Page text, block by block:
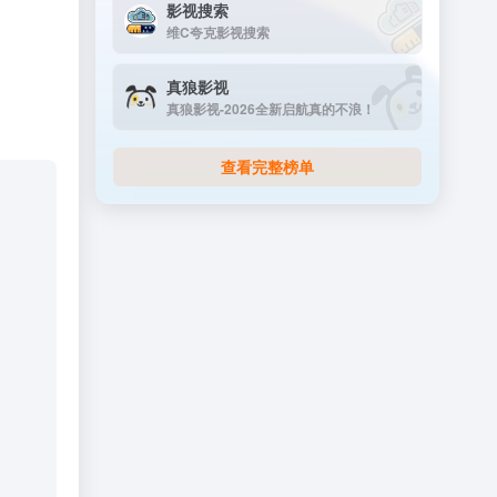
影视搜索
维C夸克影视搜索
真狼影视
真狼影视-2026全新启航真的不浪！
查看完整榜单